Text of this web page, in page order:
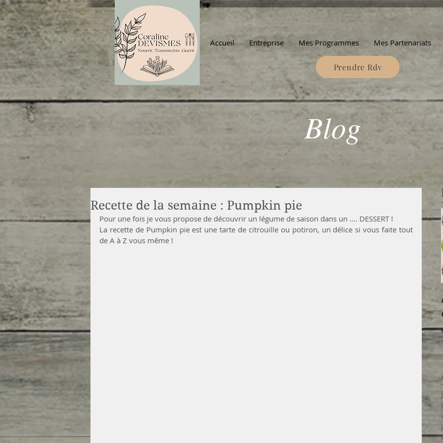
Accueil Entreprise Mes Programmes Mes Partenariats
Prendre Rdv
Blog
Recette de la semaine : Pumpkin pie
Pour une fois je vous propose de découvrir un légume de saison dans un .... DESSERT !
La recette de Pumpkin pie est une tarte de citrouille ou potiron, un délice si vous faite tout
de A à Z vous même !